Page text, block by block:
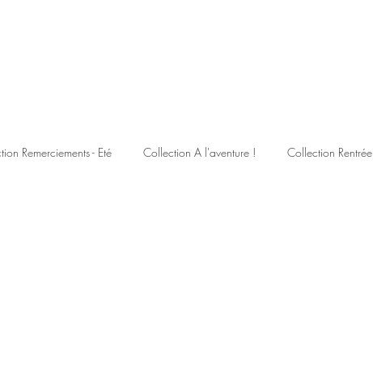
Remerciements - Eté Collection A l'aventure ! Collection Rentrée